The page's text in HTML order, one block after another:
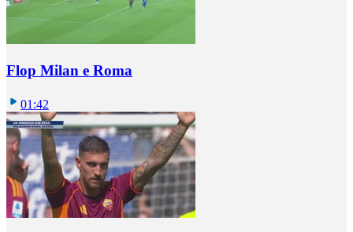
Flop Milan e Roma
01:42